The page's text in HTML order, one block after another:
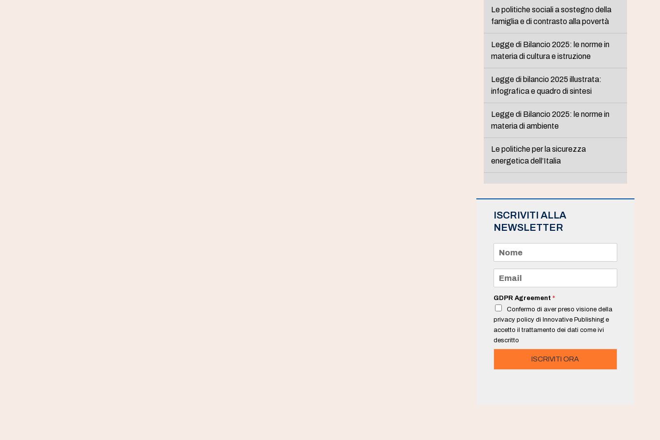
Le politiche sociali a sostegno della
famiglia e di contrasto alla povertà
Legge di Bilancio 2025: le norme in
materia di cultura e istruzione
Legge di bilancio 2025 illustrata:
infografica e quadro di sintesi
Legge di Bilancio 2025: le norme in
materia di ambiente
Le politiche per la sicurezza
energetica dell’Italia
ISCRIVITI ALLA
NEWSLETTER
m
e
a
i
*
GDPR Agreement *
Confermo di aver preso visione della
privacy policy di Innovative Publishing e
accetto il trattamento dei dati come ivi
descritto
ISCRIVITI ORA